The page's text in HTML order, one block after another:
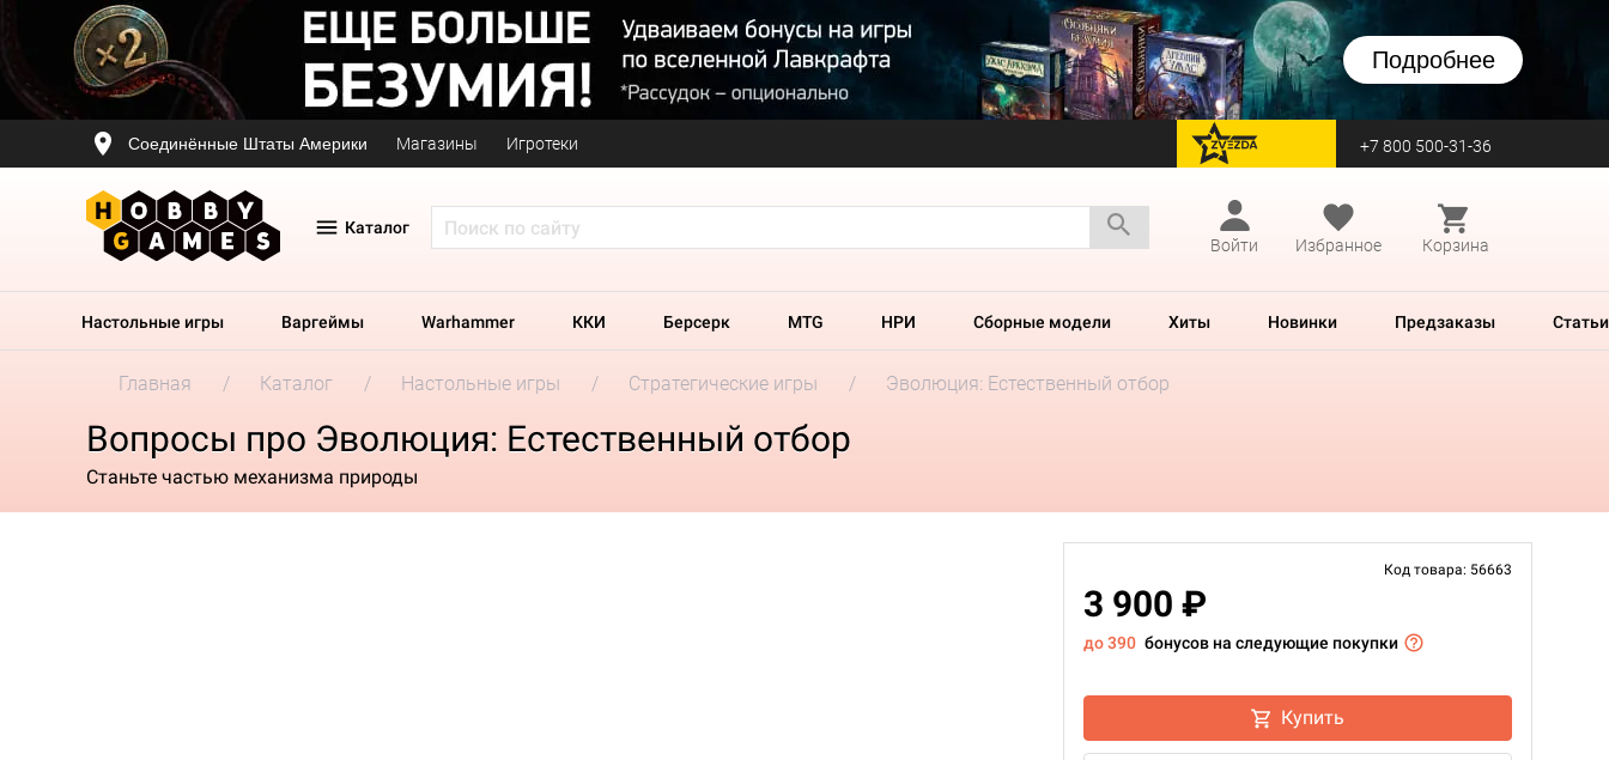
Подробнее
Соединённые Штаты Америки Магазины Игротеки перейти на Zvezda +7 800 500-31-36
Каталог
Войти
Избранное Корзина
Настольные игры Варгеймы Warhammer ККИ Берсерк MTG НРИ Сборные модели Хиты Новинки Предзаказы Статьи
Главная Каталог Настольные игры Стратегические игры Эволюция: Естественный отбор
Вопросы про Эволюция: Естественный отбор
Станьте частью механизма природы
Код товара: 56663
3 900 ₽
до 390 бонусов на следующие покупки
Купить